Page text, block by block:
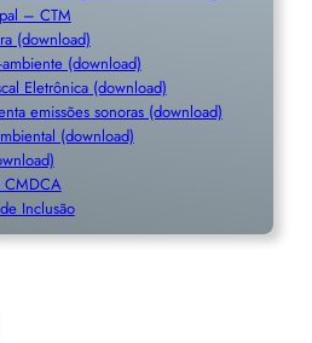
– CTM
(download)
(download)
Eletrônica (download)
emissões sonoras (download)
(download)
Inclusão